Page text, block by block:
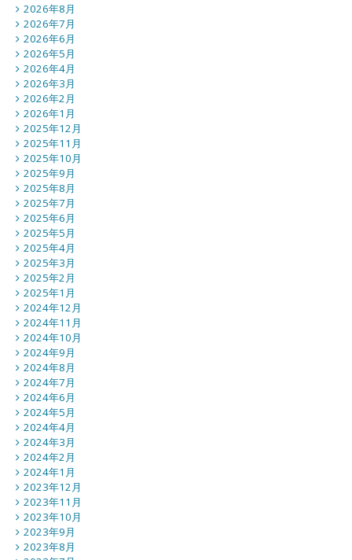
2026年8月
2026年7月
2026年6月
2026年5月
2026年4月
2026年3月
2026年2月
2026年1月
2025年12月
2025年11月
2025年10月
2025年9月
2025年8月
2025年7月
2025年6月
2025年5月
2025年4月
2025年3月
2025年2月
2025年1月
2024年12月
2024年11月
2024年10月
2024年9月
2024年8月
2024年7月
2024年6月
2024年5月
2024年4月
2024年3月
2024年2月
2024年1月
2023年12月
2023年11月
2023年10月
2023年9月
2023年8月